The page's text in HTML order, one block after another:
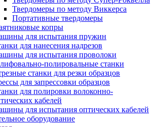
Твердомеры по методу Виккерса
Портативные твердомеры
копры
для испытания пружин
для нанесения надрезов
для испытания проволоки
полировальные станки
станки для резки образцов
для запрессовки образцов
для полировки волоконно-
кабелей
для испытания оптических кабелей
оборудование